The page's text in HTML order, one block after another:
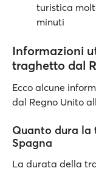
turistica
minuti
Informazioni
traghetto dal
Ecco alcune
dal Regno Unito
Quanto dura la
Spagna
La durata della